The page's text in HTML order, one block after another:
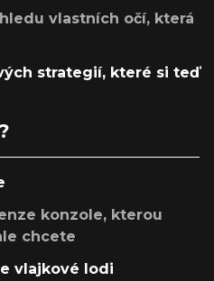
vlastních očí, která
strategií, které si teď
konzole, kterou
chcete
vlajkové lodi